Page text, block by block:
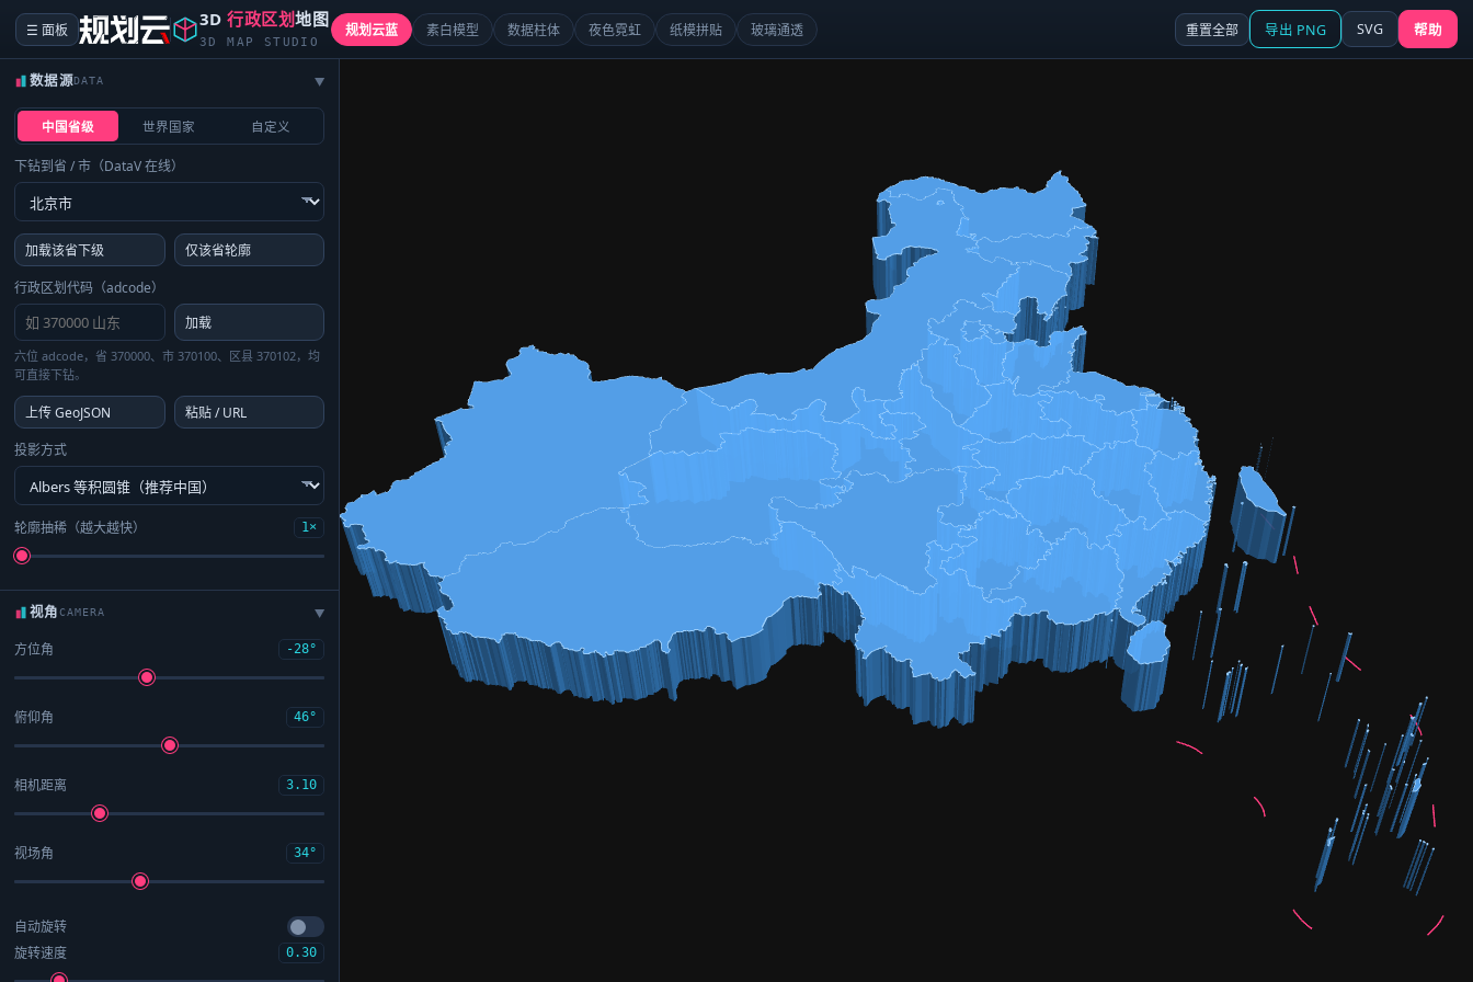
☰ 面板 3D行政区划地图
3D MAP STUDIO
规划云蓝 素白模型 数据柱体 夜色霓虹 纸模拼贴 玻璃通透 重置全部 导出 PNG SVG 帮助
数据源DATA ▶
中国省级 世界国家 自定义
下钻到省 / 市（DataV 在线）
加载该省下级
仅该省轮廓
行政区划代码（adcode）
加载
六位 adcode，省 370000、市 370100、区县 370102，均
可直接下钻。
上传 GeoJSON
粘贴 / URL
投影方式
轮廓抽稀（越大越快） 1×
视角CAMERA ▶
方位角 -28°
俯仰角 46°
相机距离 3.10
视场角 34°
自动旋转
旋转速度
0.30